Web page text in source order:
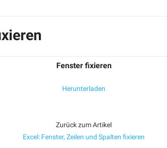
Fenster fixieren
Herunterladen
Zurück zum Artikel
Excel: Fenster, Zeilen und Spalten fixieren